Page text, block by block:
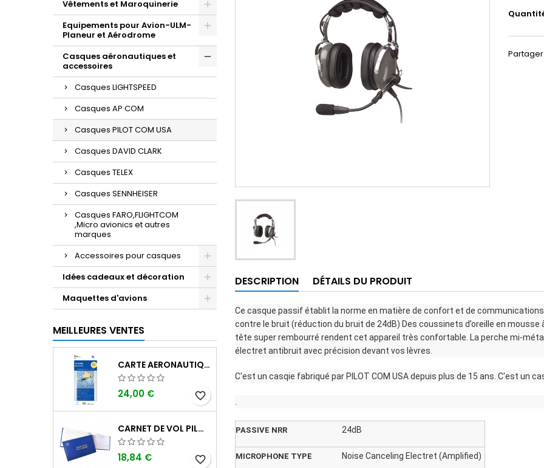
Vêtements et Maroquinerie
Equipements pour Avion-ULM-
Planeur et Aérodrome
Casques aéronautiques et
accessoires
Casques LIGHTSPEED
Casques AP COM
Casques PILOT COM USA
Casques DAVID CLARK
Casques TELEX
Casques SENNHEISER
Casques FARO,FLIGHTCOM
,Micro avionics et autres
marques
Accessoires pour casques
Idées cadeaux et décoration
Maquettes d'avions
MEILLEURES VENTES
CARTE AERONAUTIQUE OACI SIA FRANCE NORD EST 2026 AU 1/500 000
24,00 € favorite_border
CARNET DE VOL PILOTE EASA "AVIONS/HÉLICOPTÈRES" DGAC
18,84 € favorite_border
Partager
DESCRIPTION DÉTAILS DU PRODUIT
Ce casque passif établit la norme en matière de confort et de
contre le bruit (réduction du bruit de 24dB) Des coussinets d’oreille en
tête super rembourré rendent cet appareil très confortable. La perche mi-
électret antibruit avec précision devant vos lèvres.
C'est un casqie fabriqué par PILOT COM USA depuis plus de 15 ans. C'est un
PASSIVE NRR 24dB
MICROPHONE TYPE Noise Canceling Electret (Amplified)